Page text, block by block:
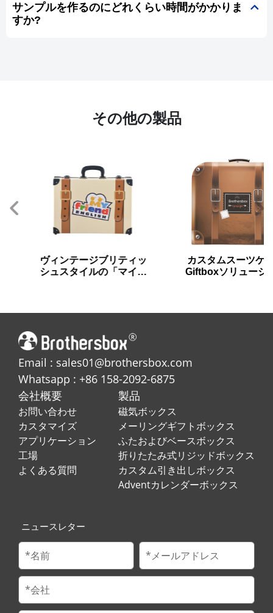
サンプルを作るのにどれくらい時間がかかりま
すか?
その他の製品
ヴィンテージブリティッ
シュスタイルの「マイフ
カスタムスーツケース
Giftboxソリューション
Email : sales01@brothersbox.com
Whatsapp : +86 158-2092-6875
会社概要
お問い合わせ
カスタマイズ
アプリケーション
工場
よくある質問
製品
磁気ボックス
メーリングギフトボックス
ふたおよびベースボックス
折りたたみ式リジッドボックス
カスタム引き出しボックス
Adventカレンダーボックス
ニュースレター